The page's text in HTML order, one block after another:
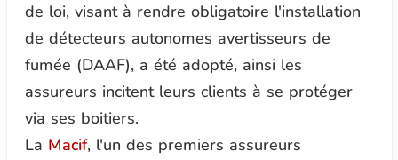
de loi, visant à rendre obligatoire l'installation
de détecteurs autonomes avertisseurs de
fumée (DAAF), a été adopté, ainsi les
assureurs incitent leurs clients à se protéger
via ses boitiers.
La Macif, l'un des premiers assureurs